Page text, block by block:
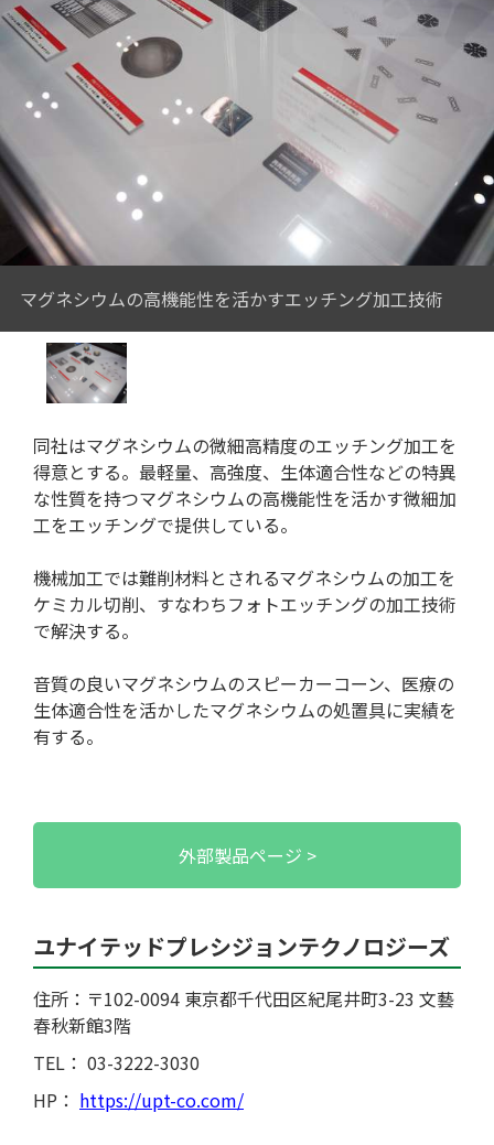
特集記事
用語集
ツール/設備
マグネシウムの高機能性を活かすエッチング加工技術
同社はマグネシウムの微細高精度のエッチング加工を
得意とする。最軽量、高強度、生体適合性などの特異
な性質を持つマグネシウムの高機能性を活かす微細加
工をエッチングで提供している。
機械加工では難削材料とされるマグネシウムの加工を
ケミカル切削、すなわちフォトエッチングの加工技術
で解決する。
音質の良いマグネシウムのスピーカーコーン、医療の
生体適合性を活かしたマグネシウムの処置具に実績を
有する。
外部製品ページ
ユナイテッドプレシジョンテクノロジーズ
住所：〒102-0094 東京都千代田区紀尾井町3-23 文藝
春秋新館3階
TEL： 03-3222-3030
HP： https://upt-co.com/